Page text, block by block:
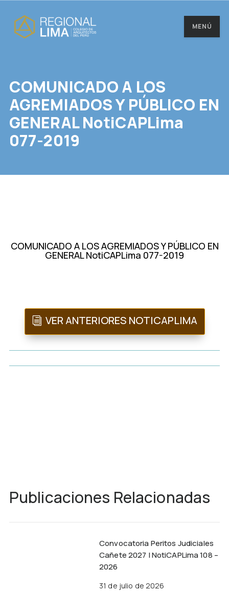
MENÚ
COMUNICADO A LOS
AGREMIADOS Y PÚBLICO EN
GENERAL NotiCAPLima
077-2019
COMUNICADO A LOS AGREMIADOS Y PÚBLICO EN
GENERAL NotiCAPLima 077-2019
VER ANTERIORES NOTICAPLIMA
Publicaciones Relacionadas
Convocatoria Peritos Judiciales
Cañete 2027 | NotiCAPLima 108 –
2026
31 de julio de 2026